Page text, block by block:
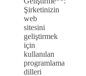
Şirketinizin
web
sitesini
geliştirmek
için
kullanılan
programlama
dilleri